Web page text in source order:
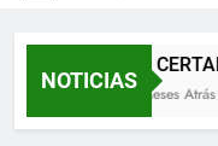
NOTICIAS
XII
2 Meses Atrás